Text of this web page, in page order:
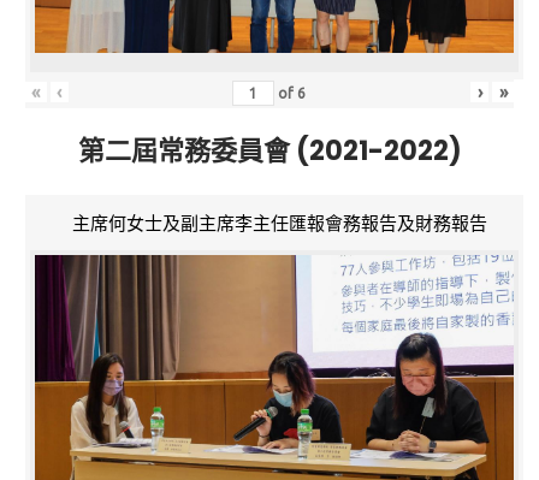
« ‹ of 6 › »
第二屆常務委員會 (2021-2022)
主席何女士及副主席李主任匯報會務報告及財務報告